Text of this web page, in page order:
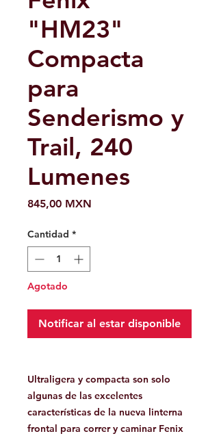
"HM23"
Compacta
para
Senderismo y
Trail, 240
Lumenes
845,00 MXN
Cantidad *
Agotado
Notificar al estar disponible
Ultraligera y compacta son solo
algunas de las excelentes
características de la nueva linterna
frontal para correr y caminar Fenix ​​